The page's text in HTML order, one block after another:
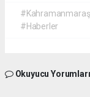
#Kahramanmaraş
#Haberler
Okuyucu Yorumları